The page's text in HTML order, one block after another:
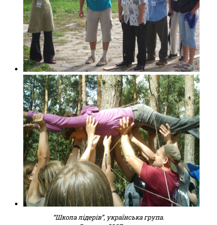
“Школа лідерів”, українська група.